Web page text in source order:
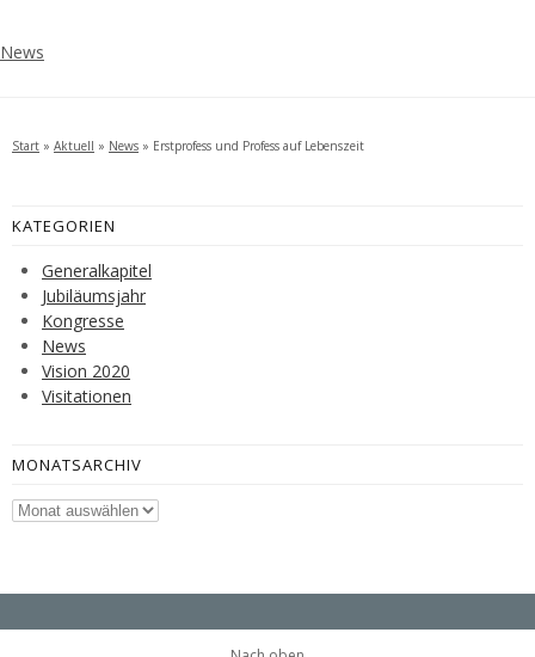
News
Start » Aktuell » News » Erstprofess und Profess auf Lebenszeit
KATEGORIEN
Generalkapitel
Jubiläumsjahr
Kongresse
News
Vision 2020
Visitationen
MONATSARCHIV
Monatsarchiv